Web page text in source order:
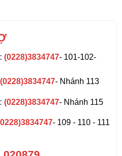
(0228)3834747- 101-102-
(0228)3834747- Nhánh 113
(0228)3834747- Nhánh 115
- 109 - 110 - 111